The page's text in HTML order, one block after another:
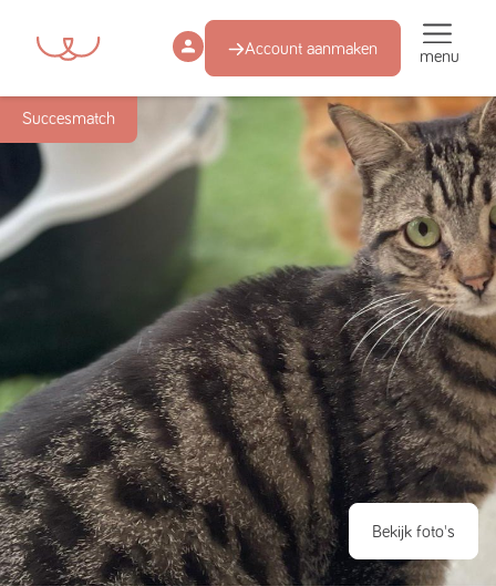
Account aanmaken menu
Succesmatch
Bekijk foto's